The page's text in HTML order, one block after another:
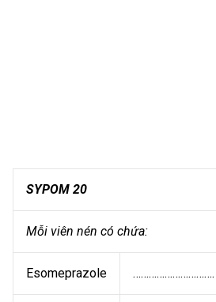
SYPOM 20
Mỗi viên nén có chứa:
Esomeprazole ………………………….